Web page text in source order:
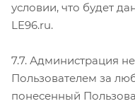
условии, что будет
LE96.ru.
7.7. Администрация
Пользователем за
понесенный